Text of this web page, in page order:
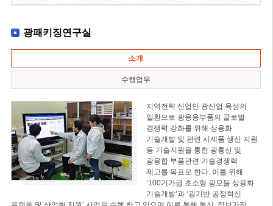
광패키징연구실
소개
수행업무
지역전략 산업인 광산업 육성의
일환으로 광응용부품의 글로벌
경쟁력 강화를 위해 상용화
기술개발 및 관련 시제품 생산 지원
등 기술지원을 통한 광통신 및
광융합 부품관련 기술경쟁력
제고를 목표로 한다. 이를 위해
‘100기가급 초소형 광모듈 상용화
기술개발’과 ‘광기반 공정혁신